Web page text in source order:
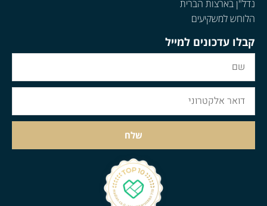
נדל"ן בארצות הברית
הלוחש למשקיעים
קבלו עדכונים למייל
שלח